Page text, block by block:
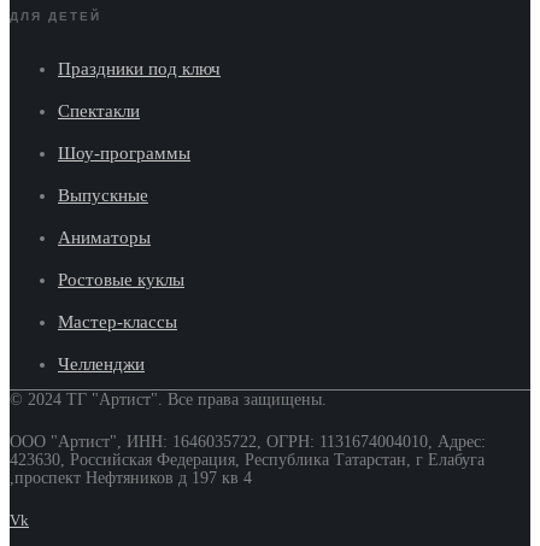
ДЛЯ ДЕТЕЙ
Праздники под ключ
Спектакли
Шоу-программы
Выпускные
Аниматоры
Ростовые куклы
Мастер-классы
Челленджи
© 2024 ТГ "Артист". Все права защищены.
ООО "Артист", ИНН: 1646035722, ОГРН: 1131674004010, Адрес:
423630, Российская Федерация, Республика Татарстан, г Елабуга
,проспект Нефтяников д 197 кв 4
Vk